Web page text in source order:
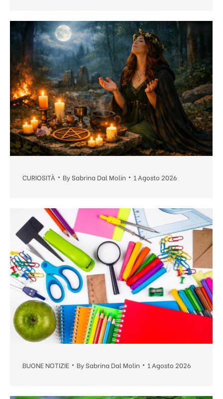
CURIOSITÀ BySabrina Dal Molin 1 Agosto 2026
BUONE NOTIZIE BySabrina Dal Molin 1 Agosto 2026